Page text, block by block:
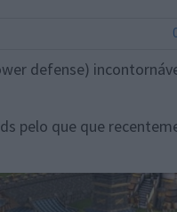
defense)
pelo que que